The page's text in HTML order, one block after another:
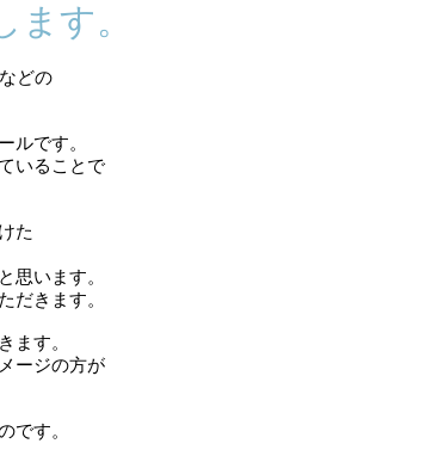
す。
どの
ルです。
いることで
た
思います。
だきます。
ます。
ージの方が
です。